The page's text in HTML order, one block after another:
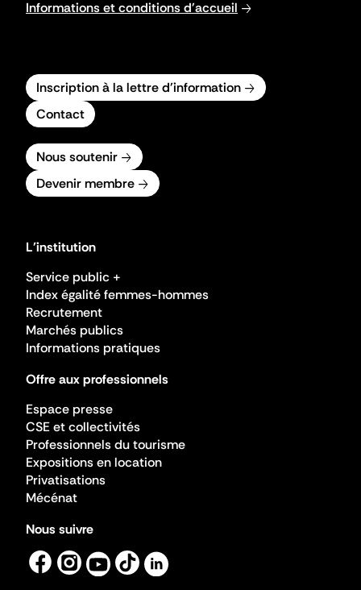
Informations et conditions d'accueil
Inscription à la lettre d'information
Contact
Nous soutenir
Devenir membre
L'institution
Service public +
Index égalité femmes-hommes
Recrutement
Marchés publics
Informations pratiques
Offre aux professionnels
Espace presse
CSE et collectivités
Professionnels du tourisme
Expositions en location
Privatisations
Mécénat
Nous suivre